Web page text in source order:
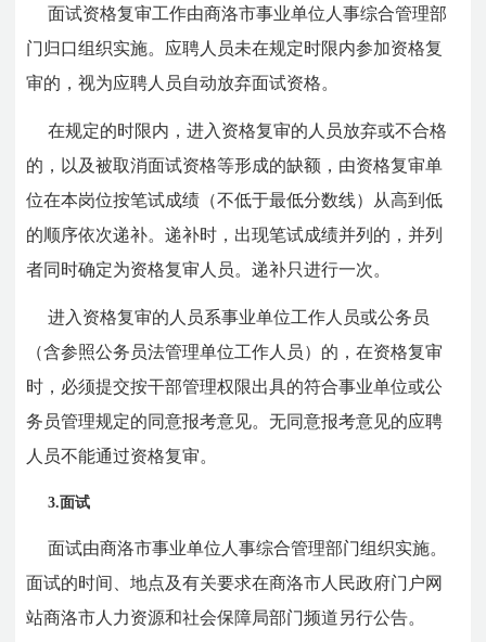
面试资格复审工作由商洛市事业单位人事综合管理部
门归口组织实施。应聘人员未在规定时限内参加资格复
审的，视为应聘人员自动放弃面试资格。
在规定的时限内，进入资格复审的人员放弃或不合格
的，以及被取消面试资格等形成的缺额，由资格复审单
位在本岗位按笔试成绩（不低于最低分数线）从高到低
的顺序依次递补。递补时，出现笔试成绩并列的，并列
者同时确定为资格复审人员。递补只进行一次。
进入资格复审的人员系事业单位工作人员或公务员
（含参照公务员法管理单位工作人员）的，在资格复审
时，必须提交按干部管理权限出具的符合事业单位或公
务员管理规定的同意报考意见。无同意报考意见的应聘
人员不能通过资格复审。
3.面试
面试由商洛市事业单位人事综合管理部门组织实施。
面试的时间、地点及有关要求在商洛市人民政府门户网
站商洛市人力资源和社会保障局部门频道另行公告。